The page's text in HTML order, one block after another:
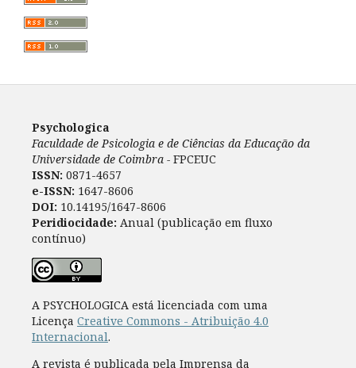
Psychologica
Faculdade de Psicologia e de Ciências da Educação da
Universidade de Coimbra - FPCEUC
ISSN: 0871-4657
e-ISSN: 1647-8606
DOI: 10.14195/1647-8606
Peridiocidade: Anual (publicação em fluxo
contínuo)
A PSYCHOLOGICA está licenciada com uma
Licença Creative Commons - Atribuição 4.0
Internacional.
A revista é publicada pela Imprensa da